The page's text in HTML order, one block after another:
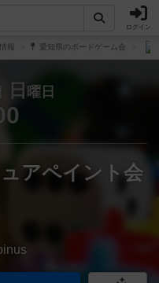
ログイン
報 愛知県のボードゲーム会
日 曜日
アペイント会